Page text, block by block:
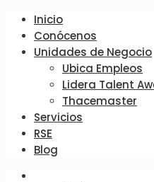
Inicio
Conócenos
Unidades de Negocio
Ubica Empleos
Lidera Talent
Thacemaster
Servicios
RSE
Blog